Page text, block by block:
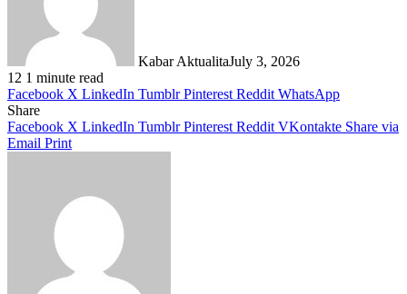
Kabar AktualitaJuly 3, 2026
12 1 minute read
Facebook X LinkedIn Tumblr Pinterest Reddit WhatsApp
Share
Facebook X LinkedIn Tumblr Pinterest Reddit VKontakte Share via
Email Print